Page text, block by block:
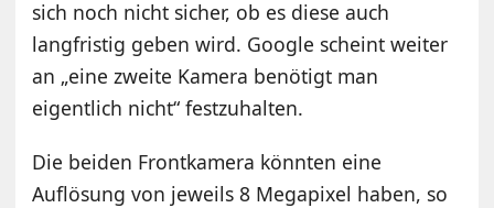
sich noch nicht sicher, ob es diese auch
langfristig geben wird. Google scheint weiter
an „eine zweite Kamera benötigt man
eigentlich nicht“ festzuhalten.
Die beiden Frontkamera könnten eine
Auflösung von jeweils 8 Megapixel haben, so